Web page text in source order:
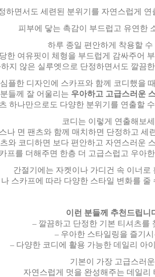
하면서도 세련된 분위기를 자연스럽게 연
피부에 닿는 촉감이 부드럽고 유연한
하루 종일 편안하게 착용할 수
한 여유핏이 체형을 부드럽게 감싸주어
지 않은 실루엣으로 단정하면서도 깔끔
플한 디자인에 스카프와 함께 코디했을
들께 잘 어울리는 우아하고 고급스러운
하나만으로도 다양한 분위기를 연출할
코디는 이렇게 연출해보
나 면 팬츠와 함께 매치하면 단정하고 세
와 코디하면 보다 편안하고 자연스러운
프를 더해주면 한층 더 고급스럽고 우아
간절기에는 자켓이나 가디건 속 이너로
스카프에 따라 다양한 스타일 변화를 줄
이런 분들께 추천드립니
– 깔끔하고 단정한 기본 티셔츠를
– 우아한 스타일링을 즐기
– 다양한 코디에 활용 가능한 데일리 아
기본이 가장 고급스러
자연스럽게 멋을 완성해주는 데일리